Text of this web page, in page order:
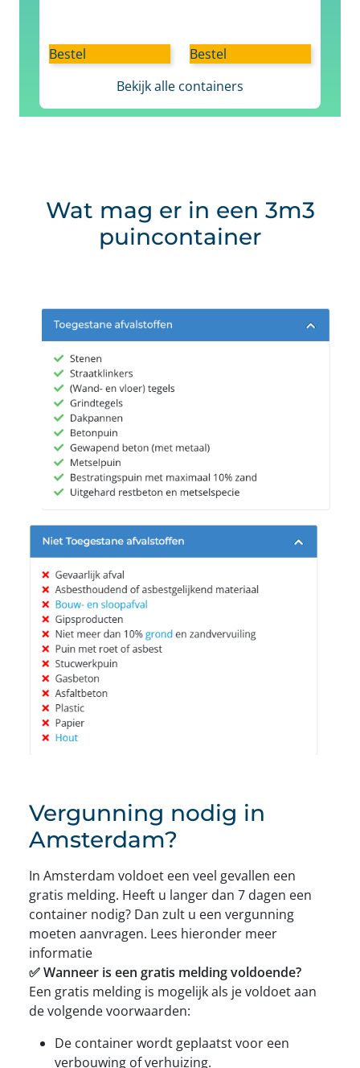
Bestel
Bestel
Bekijk alle containers
Wat mag er in een 3m3
puincontainer
Vergunning nodig in
Amsterdam?
In Amsterdam voldoet een veel gevallen een
gratis melding. Heeft u langer dan 7 dagen een
container nodig? Dan zult u een vergunning
moeten aanvragen. Lees hieronder meer
informatie
✅ Wanneer is een gratis melding voldoende?
Een gratis melding is mogelijk als je voldoet aan
de volgende voorwaarden:
De container wordt geplaatst voor een
verbouwing of verhuizing.